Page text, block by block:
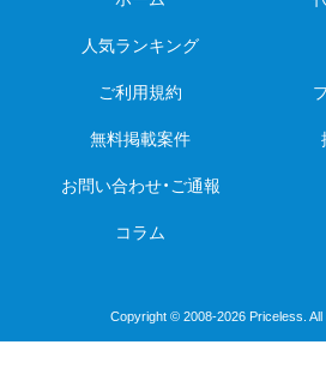
人気ランキング
ご利用規約
無料掲載案件
お問い合わせ・ご通報
コラム
Copyright © 2008-2026 Priceless. All